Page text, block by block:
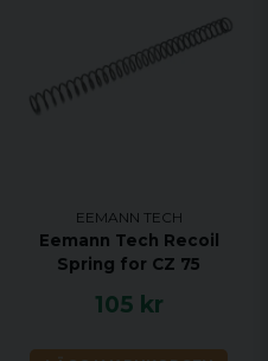
EEMANN TECH
Eemann Tech Recoil
Spring for CZ 75
105 kr